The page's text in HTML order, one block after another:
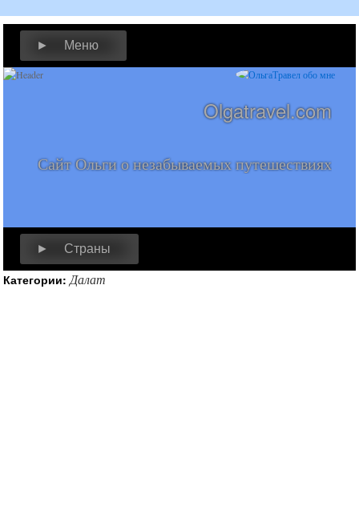
► Меню
Olgatravel.com
Сайт Ольги о незабываемых путешествиях
► Страны
Категории:Далат